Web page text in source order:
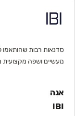
סדנאות רבות שהותאמו
מעשיים ושפה
אנה
IBI